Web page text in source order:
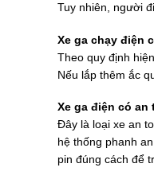
Tuy nhiên, người
Xe ga chạy điện
Theo quy định
Nếu lắp thêm ắc
Xe ga điện có an
Đây là loại xe an
hệ thống phanh
pin đúng cách để